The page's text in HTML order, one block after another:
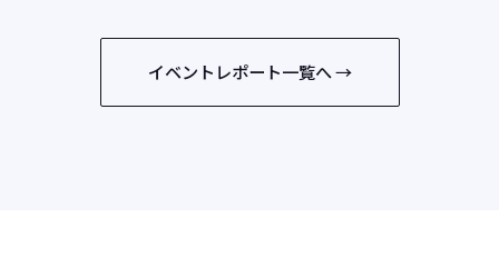
イベントレポート一覧へ →